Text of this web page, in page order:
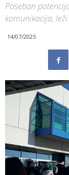
Poseban
komunikacija,
14/07/2025